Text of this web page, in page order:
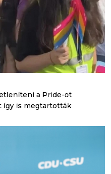
a Pride-ot
így is megtartották